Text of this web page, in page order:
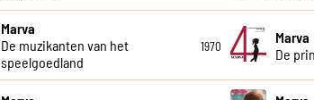
Marva
De muzikanten van het
speelgoedland
1970
Marva
De